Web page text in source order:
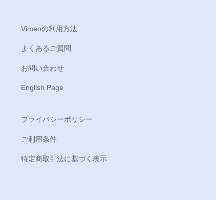
Vimeoの利用方法
よくあるご質問
お問い合わせ
English Page
プライバシーポリシー
ご利用条件
特定商取引法に基づく表示